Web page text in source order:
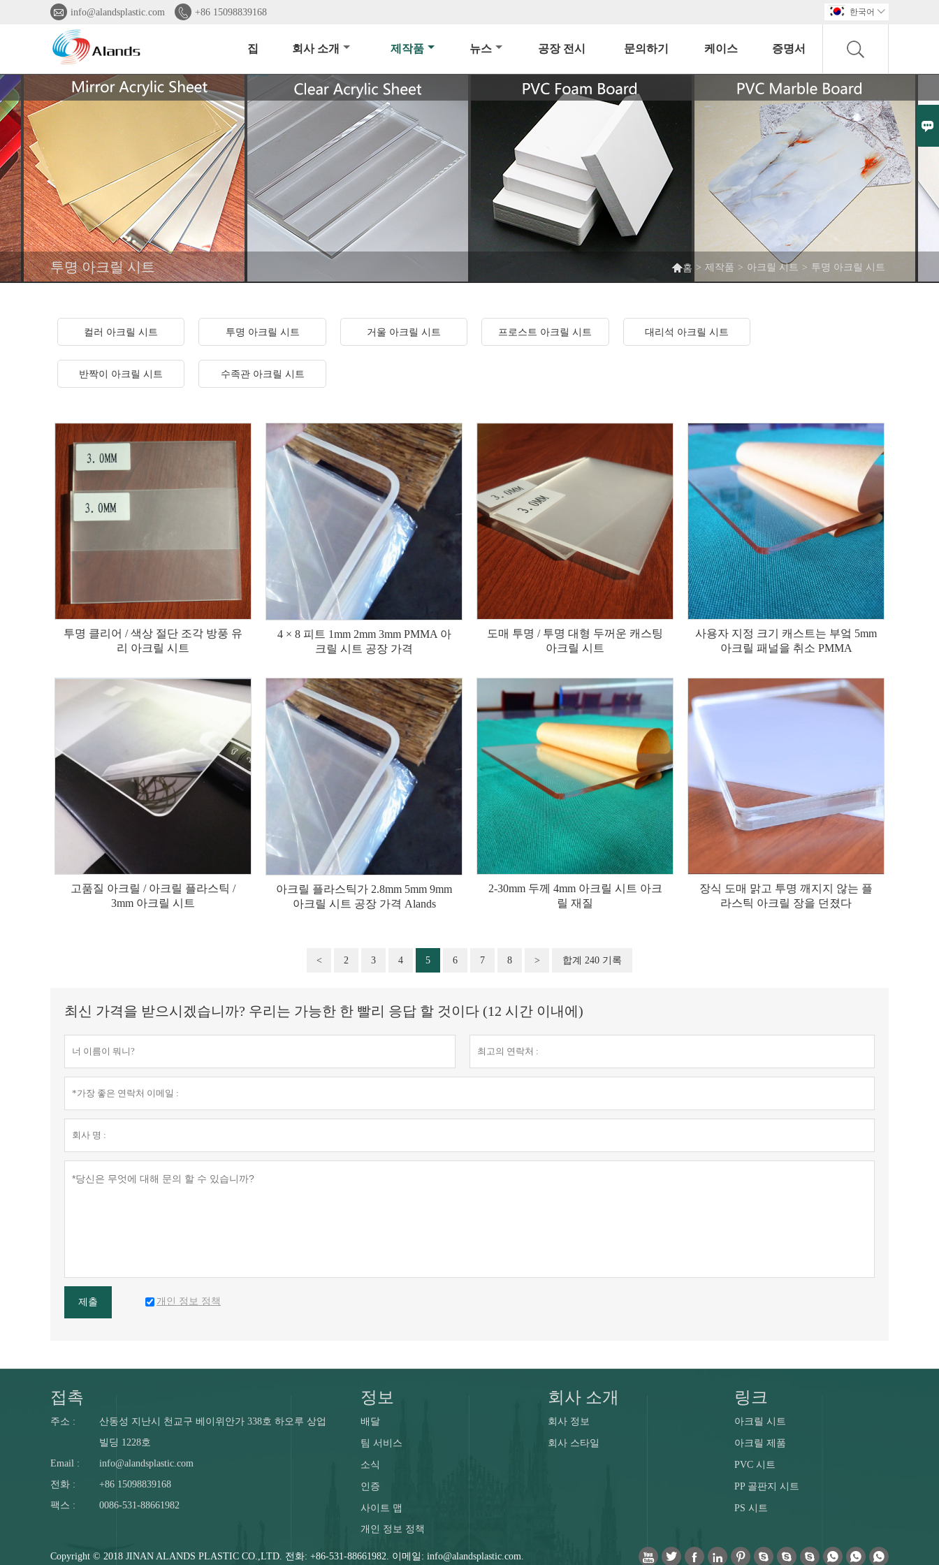

 info@alandsplastic.com  +86 15098839168 한국어 
집 회사 소개 제작품 뉴스 공장 전시 문의하기 케이스 증명서
투명 아크릴 시트 홈 > 제작품 > 아크릴 시트 > 투명 아크릴 시트
컬러 아크릴 시트 투명 아크릴 시트 거울 아크릴 시트 프로스트 아크릴 시트 대리석 아크릴 시트
반짝이 아크릴 시트 수족관 아크릴 시트
투명 클리어 / 색상 절단 조각 방풍 유
리 아크릴 시트
4 × 8 피트 1mm 2mm 3mm PMMA 아
크릴 시트 공장 가격
도매 투명 / 투명 대형 두꺼운 캐스팅
아크릴 시트
사용자 지정 크기 캐스트는 부엌 5mm
아크릴 패널을 취소 PMMA
고품질 아크릴 / 아크릴 플라스틱 /
3mm 아크릴 시트
아크릴 플라스틱가 2.8mm 5mm 9mm
아크릴 시트 공장 가격 Alands
2-30mm 두께 4mm 아크릴 시트 아크
릴 재질
장식 도매 맑고 투명 깨지지 않는 플
라스틱 아크릴 장을 던졌다
< 2 3 4 5 6 7 8 > 합계 240 기록
최신 가격을 받으시겠습니까? 우리는 가능한 한 빨리 응답 할 것이다 (12 시간 이내에)
제출 개인 정보 정책
접촉
주소 :
산동성 지난시 천교구 베이위안가 338호 하오루 상업
빌딩 1228호
Email :
info@alandsplastic.com
전화 :
+86 15098839168
팩스 :
0086-531-88661982
정보
배달
팀 서비스
소식
인증
사이트 맵
개인 정보 정책
회사 소개
회사 정보
회사 스타일
링크
아크릴 시트
아크릴 제품
PVC 시트
PP 골판지 시트
PS 시트
Copyright © 2018 JINAN ALANDS PLASTIC CO.,LTD. 전화: +86-531-88661982. 이메일: info@alandsplastic.com.           